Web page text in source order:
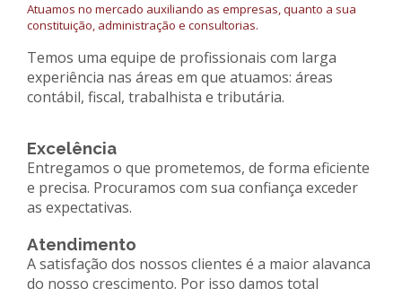
Atuamos no mercado auxiliando as empresas, quanto a sua
constituição, administração e consultorias.
Temos uma equipe de profissionais com larga
experiência nas áreas em que atuamos: áreas
contábil, fiscal, trabalhista e tributária.
Excelência
Entregamos o que prometemos, de forma eficiente
e precisa. Procuramos com sua confiança exceder
as expectativas.
Atendimento
A satisfação dos nossos clientes é a maior alavanca
do nosso crescimento. Por isso damos total